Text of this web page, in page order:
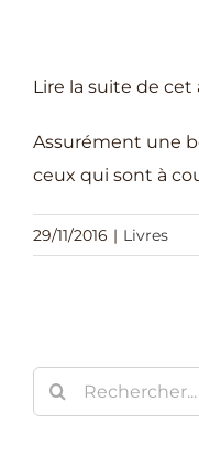
Lire la suite de
Assurément une
ceux qui sont à
29/11/2016 | Livres
Rechercher: